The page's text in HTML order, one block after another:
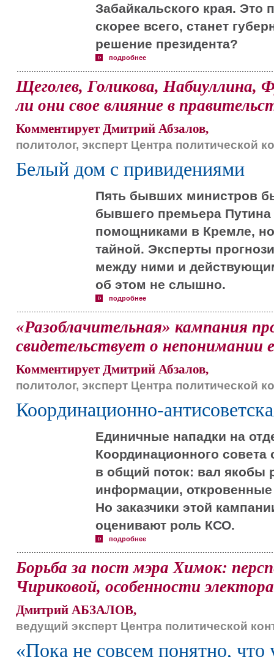
Забайкальского края. Это
скорее всего, станет
решение президента?
подробнее
Щеголев, Голикова, Набиуллина,
ли они свое влияние в
Комментирует Дмитрий Абзалов,
политолог, эксперт Центра политической
Белый дом с привидениями
Пять бывших министров
бывшего премьера Путина
помощниками в Кремле, но
тайной. Эксперты
между ними и
об этом не слышно.
подробнее
«Разоблачительная» кампания
свидетельствует о непонимании
Комментирует Дмитрий Абзалов,
политолог, эксперт Центра политической
Координационно-
Единичные нападки на
Координационного
в общий поток: вал якобы
информации,
Но заказчики этой
оценивают роль КСО.
подробнее
Борьба за пост мэра Химок:
Чириковой, особенности
Дмитрий АБЗАЛОВ,
ведущий эксперт Центра политической
«Пока не совсем понятно, что